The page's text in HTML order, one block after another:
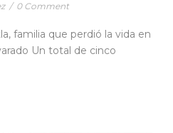
/ 0 Comment
familia que perdió la vida en
Un total de cinco